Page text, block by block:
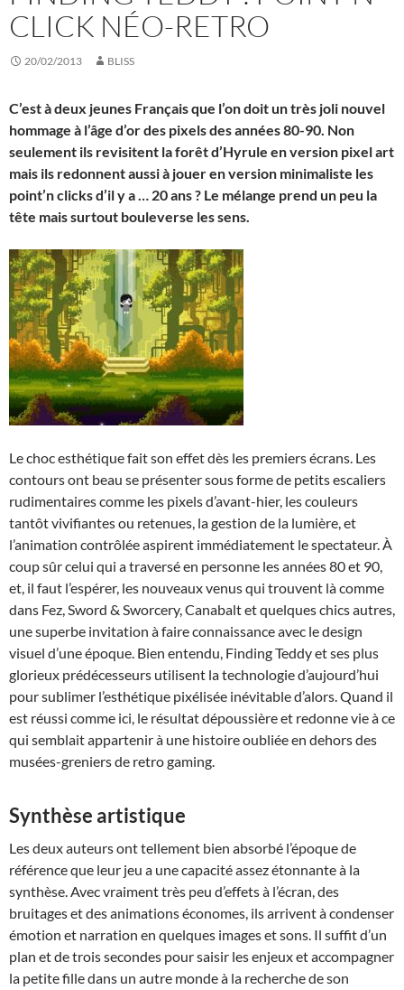
CLICK NÉO-RETRO
20/02/2013 BLISS
C’est à deux jeunes Français que l’on doit un très joli nouvel
hommage à l’âge d’or des pixels des années 80-90. Non
seulement ils revisitent la forêt d’Hyrule en version pixel art
mais ils redonnent aussi à jouer en version minimaliste les
point’n clicks d’il y a … 20 ans ? Le mélange prend un peu la
tête mais surtout bouleverse les sens.
Le choc esthétique fait son effet dès les premiers écrans. Les
contours ont beau se présenter sous forme de petits escaliers
rudimentaires comme les pixels d’avant-hier, les couleurs
tantôt vivifiantes ou retenues, la gestion de la lumière, et
l’animation contrôlée aspirent immédiatement le spectateur. À
coup sûr celui qui a traversé en personne les années 80 et 90,
et, il faut l’espérer, les nouveaux venus qui trouvent là comme
dans Fez, Sword & Sworcery, Canabalt et quelques chics autres,
une superbe invitation à faire connaissance avec le design
visuel d’une époque. Bien entendu, Finding Teddy et ses plus
glorieux prédécesseurs utilisent la technologie d’aujourd’hui
pour sublimer l’esthétique pixélisée inévitable d’alors. Quand il
est réussi comme ici, le résultat dépoussière et redonne vie à ce
qui semblait appartenir à une histoire oubliée en dehors des
musées-greniers de retro gaming.
Synthèse artistique
Les deux auteurs ont tellement bien absorbé l’époque de
référence que leur jeu a une capacité assez étonnante à la
synthèse. Avec vraiment très peu d’effets à l’écran, des
bruitages et des animations économes, ils arrivent à condenser
émotion et narration en quelques images et sons. Il suffit d’un
plan et de trois secondes pour saisir les enjeux et accompagner
la petite fille dans un autre monde à la recherche de son